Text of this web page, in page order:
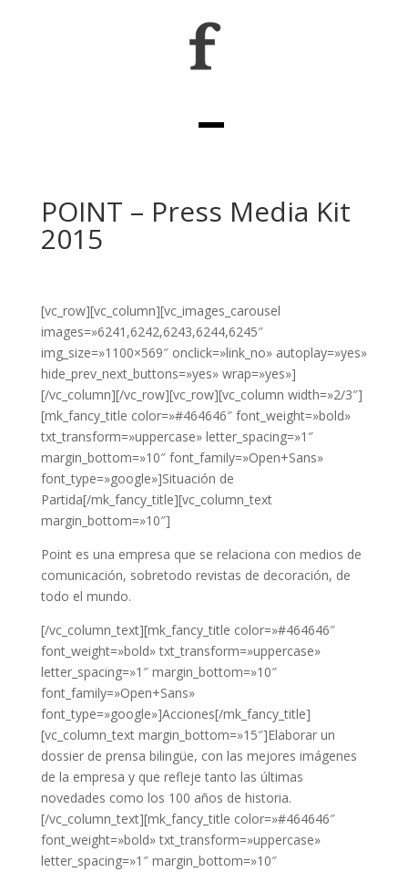
POINT – Press Media Kit
2015
[vc_row][vc_column][vc_images_carousel
images=»6241,6242,6243,6244,6245″
img_size=»1100×569″ onclick=»link_no» autoplay=»yes»
hide_prev_next_buttons=»yes» wrap=»yes»]
[/vc_column][/vc_row][vc_row][vc_column width=»2/3″]
[mk_fancy_title color=»#464646″ font_weight=»bold»
txt_transform=»uppercase» letter_spacing=»1″
margin_bottom=»10″ font_family=»Open+Sans»
font_type=»google»]Situación de
Partida[/mk_fancy_title][vc_column_text
margin_bottom=»10″]
Point es una empresa que se relaciona con medios de
comunicación, sobretodo revistas de decoración, de
todo el mundo.
[/vc_column_text][mk_fancy_title color=»#464646″
font_weight=»bold» txt_transform=»uppercase»
letter_spacing=»1″ margin_bottom=»10″
font_family=»Open+Sans»
font_type=»google»]Acciones[/mk_fancy_title]
[vc_column_text margin_bottom=»15″]Elaborar un
dossier de prensa bilingüe, con las mejores imágenes
de la empresa y que refleje tanto las últimas
novedades como los 100 años de historia.
[/vc_column_text][mk_fancy_title color=»#464646″
font_weight=»bold» txt_transform=»uppercase»
letter_spacing=»1″ margin_bottom=»10″